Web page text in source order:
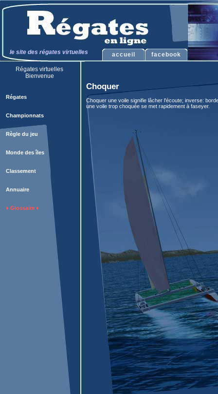
le site des régates virtuelles accueil facebook
Régates virtuelles
Bienvenue
Régates
Championnats
Règle du jeu
Monde des îles
Classement
Annuaire
♦ Glossaire ♦
Choquer
Choquer une voile signifie lâcher l'écoute; inverse:
une voile trop choquée se met rapidement à faseyer.